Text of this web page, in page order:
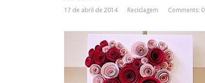
17 de abril de 2014 Reciclagem Comments: 0